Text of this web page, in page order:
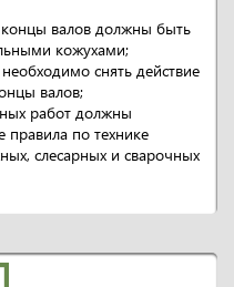
валов должны быть
кожухами;
снять действие
валов;
работ должны
правила по технике
слесарных и сварочных